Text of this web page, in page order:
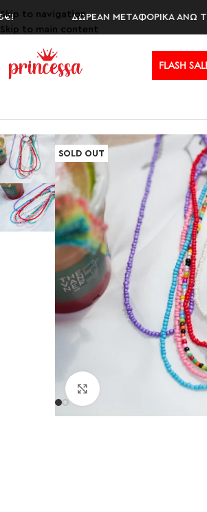
Skip to navigation
Skip to main content
ΔΩΡΕΑΝ ΜΕΤΑΦΟΡΙΚΑ ΑΝΩ ΤΩΝ
FLASH
SOLD OUT